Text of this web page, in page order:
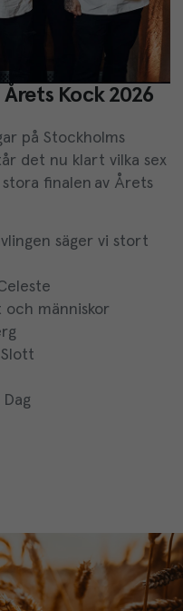
Kock 2026
på Stockholms
det nu klart vilka sex
finalen av Årets
säger vi stort
och människor